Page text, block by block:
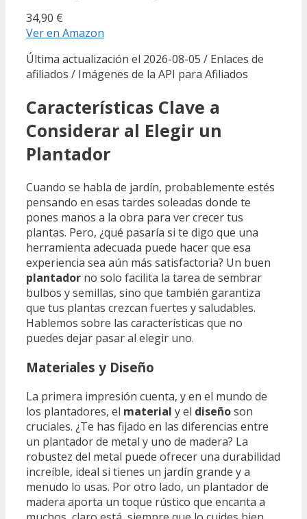
34,90 €
Ver en Amazon
Última actualización el 2026-08-05 / Enlaces de
afiliados / Imágenes de la API para Afiliados
Características Clave a
Considerar al Elegir un
Plantador
Cuando se habla de jardín, probablemente estés
pensando en esas tardes soleadas donde te
pones manos a la obra para ver crecer tus
plantas. Pero, ¿qué pasaría si te digo que una
herramienta adecuada puede hacer que esa
experiencia sea aún más satisfactoria? Un buen
plantador no solo facilita la tarea de sembrar
bulbos y semillas, sino que también garantiza
que tus plantas crezcan fuertes y saludables.
Hablemos sobre las características que no
puedes dejar pasar al elegir uno.
Materiales y Diseño
La primera impresión cuenta, y en el mundo de
los plantadores, el material y el diseñoson
cruciales. ¿Te has fijado en las diferencias entre
un plantador de metal y uno de madera? La
robustez del metal puede ofrecer una durabilidad
increíble, ideal si tienes un jardín grande y a
menudo lo usas. Por otro lado, un plantador de
madera aporta un toque rústico que encanta a